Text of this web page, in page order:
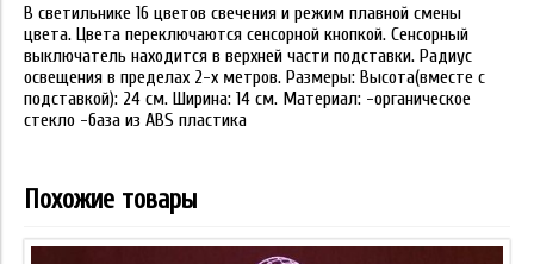
В светильнике 16 цветов свечения и режим плавной смены
цвета. Цвета переключаются сенсорной кнопкой. Сенсорный
выключатель находится в верхней части подставки. Радиус
освещения в пределах 2-х метров. Размеры: Высота(вместе с
подставкой): 24 см. Ширина: 14 см. Материал: -органическое
стекло -база из ABS пластика
Похожие товары